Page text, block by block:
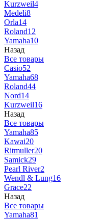
Kurzweil4
Medeli8
Orla14
Roland12
Yamaha10
Назад
Все товары
Casio52
Yamaha68
Roland44
Nord14
Kurzweil16
Назад
Все товары
Yamaha85
Kawai20
Ritmuller20
Samick29
Pearl River2
Wendl & Lung16
Grace22
Назад
Все товары
Yamaha81